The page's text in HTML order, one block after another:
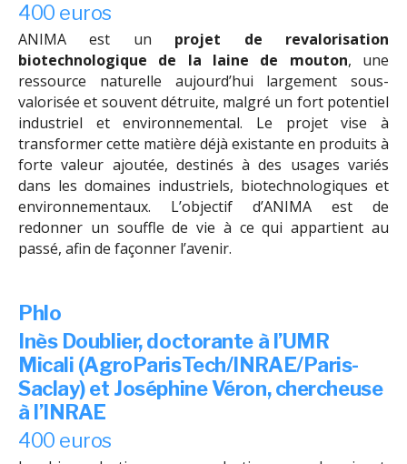
400 euros
ANIMA est un projet de revalorisation
biotechnologique de la laine de mouton, une
ressource naturelle aujourd’hui largement sous-
valorisée et souvent détruite, malgré un fort potentiel
industriel et environnemental. Le projet vise à
transformer cette matière déjà existante en produits à
forte valeur ajoutée, destinés à des usages variés
dans les domaines industriels, biotechnologiques et
environnementaux. L’objectif d’ANIMA est de
redonner un souffle de vie à ce qui appartient au
passé, afin de façonner l’avenir.
Phlo
Inès Doublier, doctorante à l’UMR
Micali (AgroParisTech/INRAE/Paris-
Saclay) et Joséphine Véron, chercheuse
à l’INRAE
400 euros